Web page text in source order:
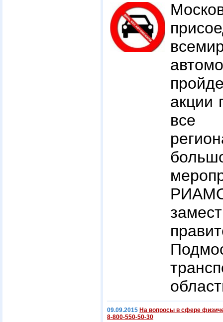
акции
все
09.09.2015 На вопросы в сфере
8-800-550-50-30